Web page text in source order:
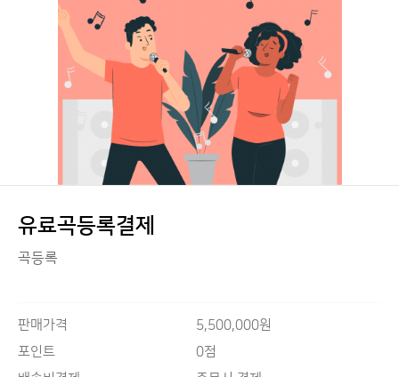
유료곡등록결제
곡등록
판매가격
5,500,000원
포인트
0점